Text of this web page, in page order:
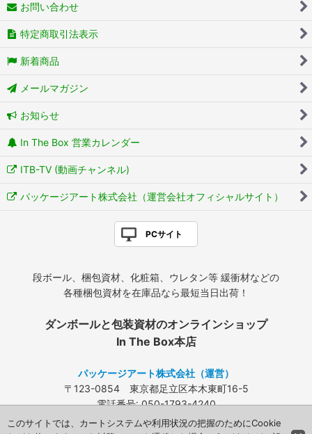
お問い合わせ
特定商取引法表示
新着商品
メールマガジン
お知らせ
In The Box 営業カレンダー
ITB-TV (動画チャンネル)
パッケージアート株式会社（運営会社オフィシャルサイト）
PCサイト
段ボール、梱包資材、化粧箱、ウレタン等 緩衝材などの
各種梱包資材を在庫品なら最短当日出荷！
ダンボールと包装資材のオンラインショップ
In The Box本店
パッケージアート株式会社（運営）
〒123-0854 東京都足立区本木東町16-5
電話番号: 050-1793-4240
FAX: 03-3840-4424
このサイトでは、カートシステムや利用状況の把握のためにCookie